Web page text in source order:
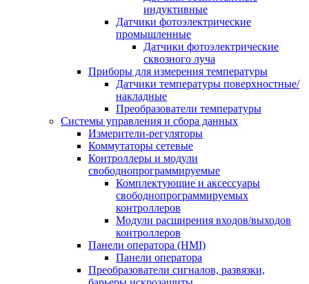
индуктивные
Датчики фотоэлектрические
промышленные
Датчики фотоэлектрические
сквозного луча
Приборы для измерения температуры
Датчики температуры поверхностные/
накладные
Преобразователи температуры
Системы управления и сбора данных
Измерители-регуляторы
Коммутаторы сетевые
Контроллеры и модули
свободнопрограммируемые
Комплектующие и аксессуары
свободнопрограммируемых
контроллеров
Модули расширения входов/выходов
контроллеров
Панели оператора (HMI)
Панели оператора
Преобразователи сигналов, развязки,